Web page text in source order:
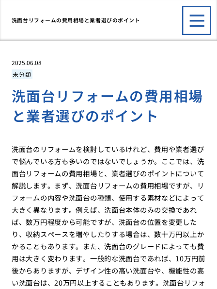
洗面台リフォームの費用相場と業者選びのポイント
2025.06.08
未分類
洗面台リフォームの費用相場
と業者選びのポイント
洗面台のリフォームを検討しているけれど、費用や業者選び
で悩んでいる方も多いのではないでしょうか。ここでは、洗
面台リフォームの費用相場と、業者選びのポイントについて
解説します。まず、洗面台リフォームの費用相場ですが、リ
フォームの内容や洗面台の種類、使用する素材などによって
大きく異なります。例えば、洗面台本体のみの交換であれ
ば、数万円程度から可能ですが、洗面台の位置を変更した
り、収納スペースを増やしたりする場合は、数十万円以上か
かることもあります。また、洗面台のグレードによっても費
用は大きく変わります。一般的な洗面台であれば、10万円前
後からありますが、デザイン性の高い洗面台や、機能性の高
い洗面台は、20万円以上することもあります。洗面台リフォ